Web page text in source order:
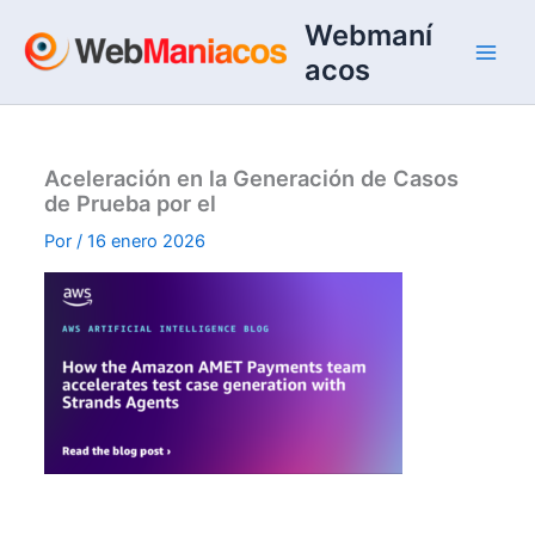
contenido
Webmaní
acos
Aceleración en la Generación de Casos
de Prueba por el
Por/16 enero 2026